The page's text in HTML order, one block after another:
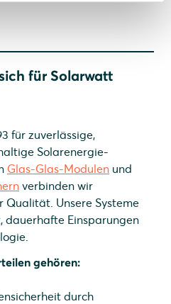
für Solarwatt
für zuverlässige,
Solarenergie-
Glas-Glas-Modulen und
verbinden wir
Qualität. Unsere Systeme
dauerhafte Einsparungen
gehören:
durch